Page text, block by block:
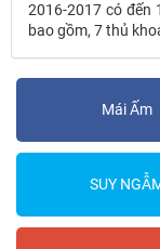
2016-2017 có đến
bao gồm, 7 thủ
Mái Ấm
SUY